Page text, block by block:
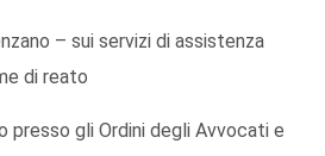
– sui servizi di assistenza
di reato
presso gli Ordini degli Avvocati e